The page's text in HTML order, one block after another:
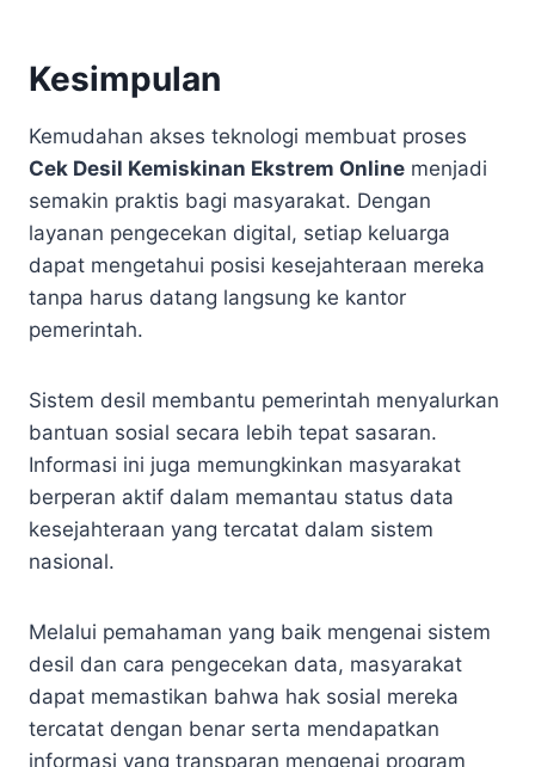
Kesimpulan
Kemudahan akses teknologi membuat proses
Cek Desil Kemiskinan Ekstrem Online menjadi
semakin praktis bagi masyarakat. Dengan
layanan pengecekan digital, setiap keluarga
dapat mengetahui posisi kesejahteraan mereka
tanpa harus datang langsung ke kantor
pemerintah.
Sistem desil membantu pemerintah menyalurkan
bantuan sosial secara lebih tepat sasaran.
Informasi ini juga memungkinkan masyarakat
berperan aktif dalam memantau status data
kesejahteraan yang tercatat dalam sistem
nasional.
Melalui pemahaman yang baik mengenai sistem
desil dan cara pengecekan data, masyarakat
dapat memastikan bahwa hak sosial mereka
tercatat dengan benar serta mendapatkan
informasi yang transparan mengenai program